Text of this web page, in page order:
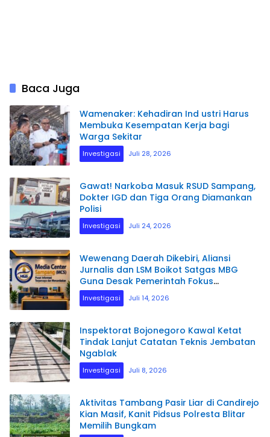
Baca Juga
Wamenaker: Kehadiran Ind ustri Harus
Membuka Kesempatan Kerja bagi
Warga Sekitar
Investigasi Juli 28, 2026
Gawat! Narkoba Masuk RSUD Sampang,
Dokter IGD dan Tiga Orang Diamankan
Polisi
Investigasi Juli 24, 2026
Wewenang Daerah Dikebiri, Aliansi
Jurnalis dan LSM Boikot Satgas MBG
Guna Desak Pemerintah Fokus
Pembangunan
Investigasi Juli 14, 2026
Inspektorat Bojonegoro Kawal Ketat
Tindak Lanjut Catatan Teknis Jembatan
Ngablak
Investigasi Juli 8, 2026
Aktivitas Tambang Pasir Liar di Candirejo
Kian Masif, Kanit Pidsus Polresta Blitar
Memilih Bungkam